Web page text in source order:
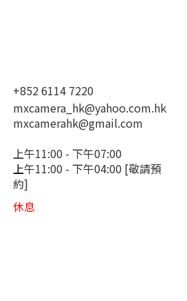
+852 6114 7220
mxcamera_hk@yahoo.com.hk
mxcamerahk@gmail.com
上午11:00 - 下午07:00
上午11:00 - 下午04:00 [敬請預
約]
休息